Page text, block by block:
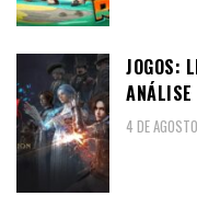
JOGOS:
ANÁLISE
4 DE